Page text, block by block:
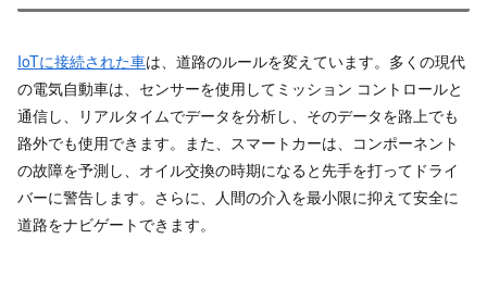
IoTに接続された車は、道路のルールを変えています。多くの現代
の電気自動車は、センサーを使用してミッション コントロールと
通信し、リアルタイムでデータを分析し、そのデータを路上でも
路外でも使用できます。また、スマートカーは、コンポーネント
の故障を予測し、オイル交換の時期になると先手を打ってドライ
バーに警告します。さらに、人間の介入を最小限に抑えて安全に
道路をナビゲートできます。